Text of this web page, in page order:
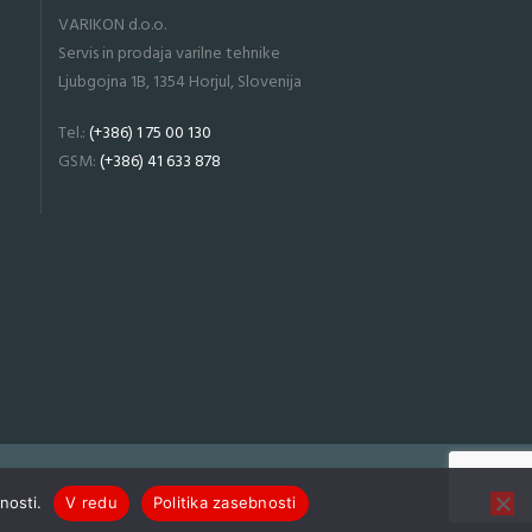
VARIKON d.o.o.
Servis in prodaja varilne tehnike
Ljubgojna 1B, 1354 Horjul, Slovenija
Tel.:(+386) 1 75 00 130
GSM:(+386) 41 633 878
V redu Politika zasebnosti